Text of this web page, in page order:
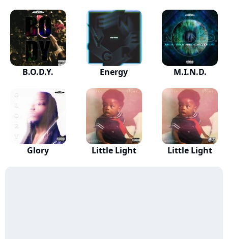
B.O.D.Y. Energy M.I.N.D.
Glory Little Light Little Light